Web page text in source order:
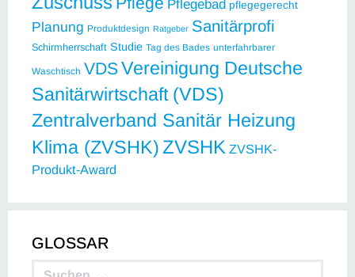
Pflegebad pflegegerecht
Planung Produktdesign Ratgeber Sanitärprofi
Schirmherrschaft Studie Tag des Bades unterfahrbarer
Waschtisch VDSVereinigung Deutsche
Sanitärwirtschaft (VDS)
Zentralverband Sanitär Heizung
Klima (ZVSHK)ZVSHK ZVSHK-
Produkt-Award
GLOSSAR